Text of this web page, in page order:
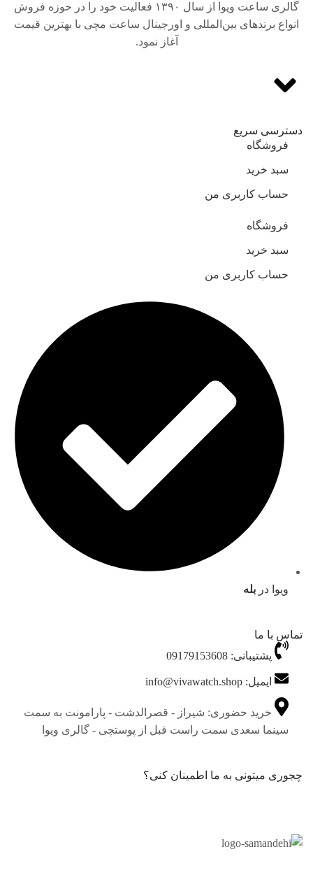
گالری ساعت ویوا از سال ۱۳۹۰ فعالیت خود را در حوزه فروش
انواع برندهای بین‌المللی و اورجینال ساعت مچی با بهترین قیمت
آغاز نمود.
دسترسی سریع
فروشگاه
سبد خرید
حساب کاربری من
فروشگاه
سبد خرید
حساب کاربری من
ویوا در بله
تماس با ما
پشتیبانی: 09179153608
ایمیل: info@vivawatch.shop
خرید حضوری: شیراز - قصرالدشت - پارامونت به سمت
سینما سعدی سمت راست قبل از پوستچی - گالری ویوا
چجوری میتونی به ما اطمینان کنی؟